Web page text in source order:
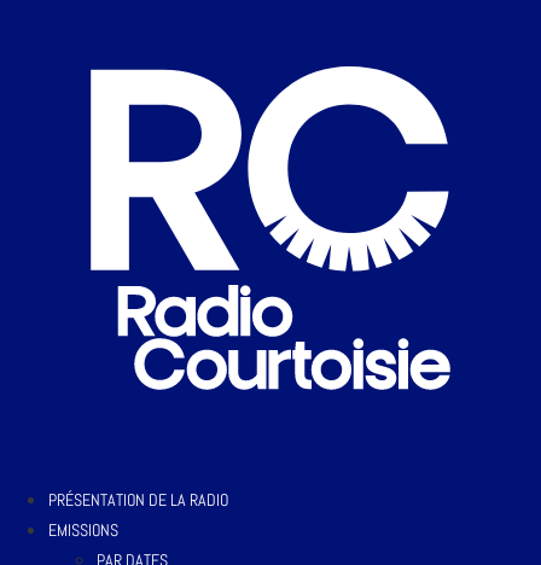
PRÉSENTATION DE LA RADIO
EMISSIONS
PAR DATES